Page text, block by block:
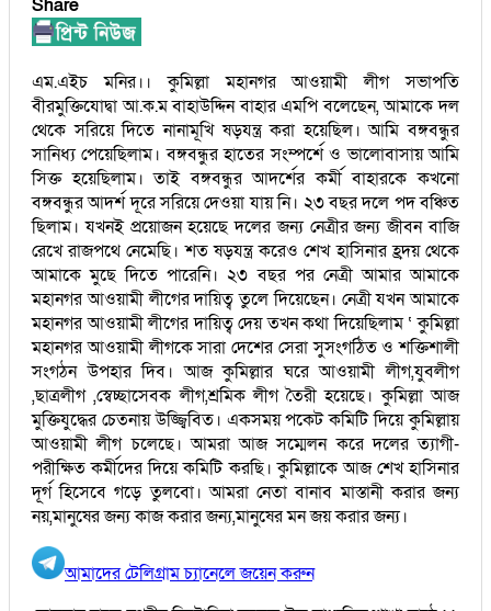
Share
এম.এইচ মনির।। কুমিল্লা মহানগর আওয়ামী লীগ সভাপতি
বীরমুক্তিযোদ্বা আ.ক.ম বাহাউদ্দিন বাহার এমপি বলেছেন, আমাকে দল
থেকে সরিয়ে দিতে নানামূখি ষড়যন্ত্র করা হয়েছিল। আমি বঙ্গবন্ধুর
সানিধ্য পেয়েছিলাম। বঙ্গবন্ধুর হাতের সংম্পর্শে ও ভালোবাসায় আমি
সিক্ত হয়েছিলাম। তাই বঙ্গবন্ধুর আদর্শের কর্মী বাহারকে কখনো
বঙ্গবন্ধুর আদর্শ দূরে সরিয়ে দেওয়া যায় নি। ২৩ বছর দলে পদ বঞ্চিত
ছিলাম। যখনই প্রয়োজন হয়েছে দলের জন্য নেত্রীর জন্য জীবন বাজি
রেখে রাজপথে নেমেছি। শত ষড়যন্ত্র করেও শেখ হাসিনার হ্রদয় থেকে
আমাকে মুছে দিতে পারেনি। ২৩ বছর পর নেত্রী আমার আমাকে
মহানগর আওয়ামী লীগের দায়িত্ব তুলে দিয়েছেন। নেত্রী যখন আমাকে
মহানগর আওয়ামী লীগের দায়িত্ব দেয় তখন কথা দিয়েছিলাম ‘ কুমিল্লা
মহানগর আওয়ামী লীগকে সারা দেশের সেরা সুসংগঠিত ও শক্তিশালী
সংগঠন উপহার দিব। আজ কুমিল্লার ঘরে আওয়ামী লীগ,যুবলীগ
,ছাত্রলীগ ,স্বেচ্ছাসেবক লীগ,শ্রমিক লীগ তৈরী হয়েছে। কুমিল্লা আজ
মুক্তিযুদ্ধের চেতনায় উজ্জ্বিবিত। একসময় পকেট কমিটি দিয়ে কুমিল্লায়
আওয়ামী লীগ চলেছে। আমরা আজ সম্মেলন করে দলের ত্যাগী-
পরীক্ষিত কর্মীদের দিয়ে কমিটি করছি। কুমিল্লাকে আজ শেখ হাসিনার
দূর্গ হিসেবে গড়ে তুলবো। আমরা নেতা বানাব মাস্তানী করার জন্য
নয়,মানুষের জন্য কাজ করার জন্য,মানুষের মন জয় করার জন্য।
আমাদের টেলিগ্রাম চ্যানেলে জয়েন করুন